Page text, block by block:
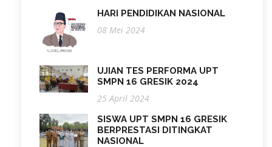
HARI PENDIDIKAN NASIONAL
08 Mei 2024
UJIAN TES PERFORMA UPT
SMPN 16 GRESIK 2024
25 April 2024
SISWA UPT SMPN 16 GRESIK
BERPRESTASI DITINGKAT
NASIONAL